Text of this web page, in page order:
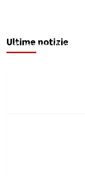
Ultime notizie
Redazione 07/08/2026